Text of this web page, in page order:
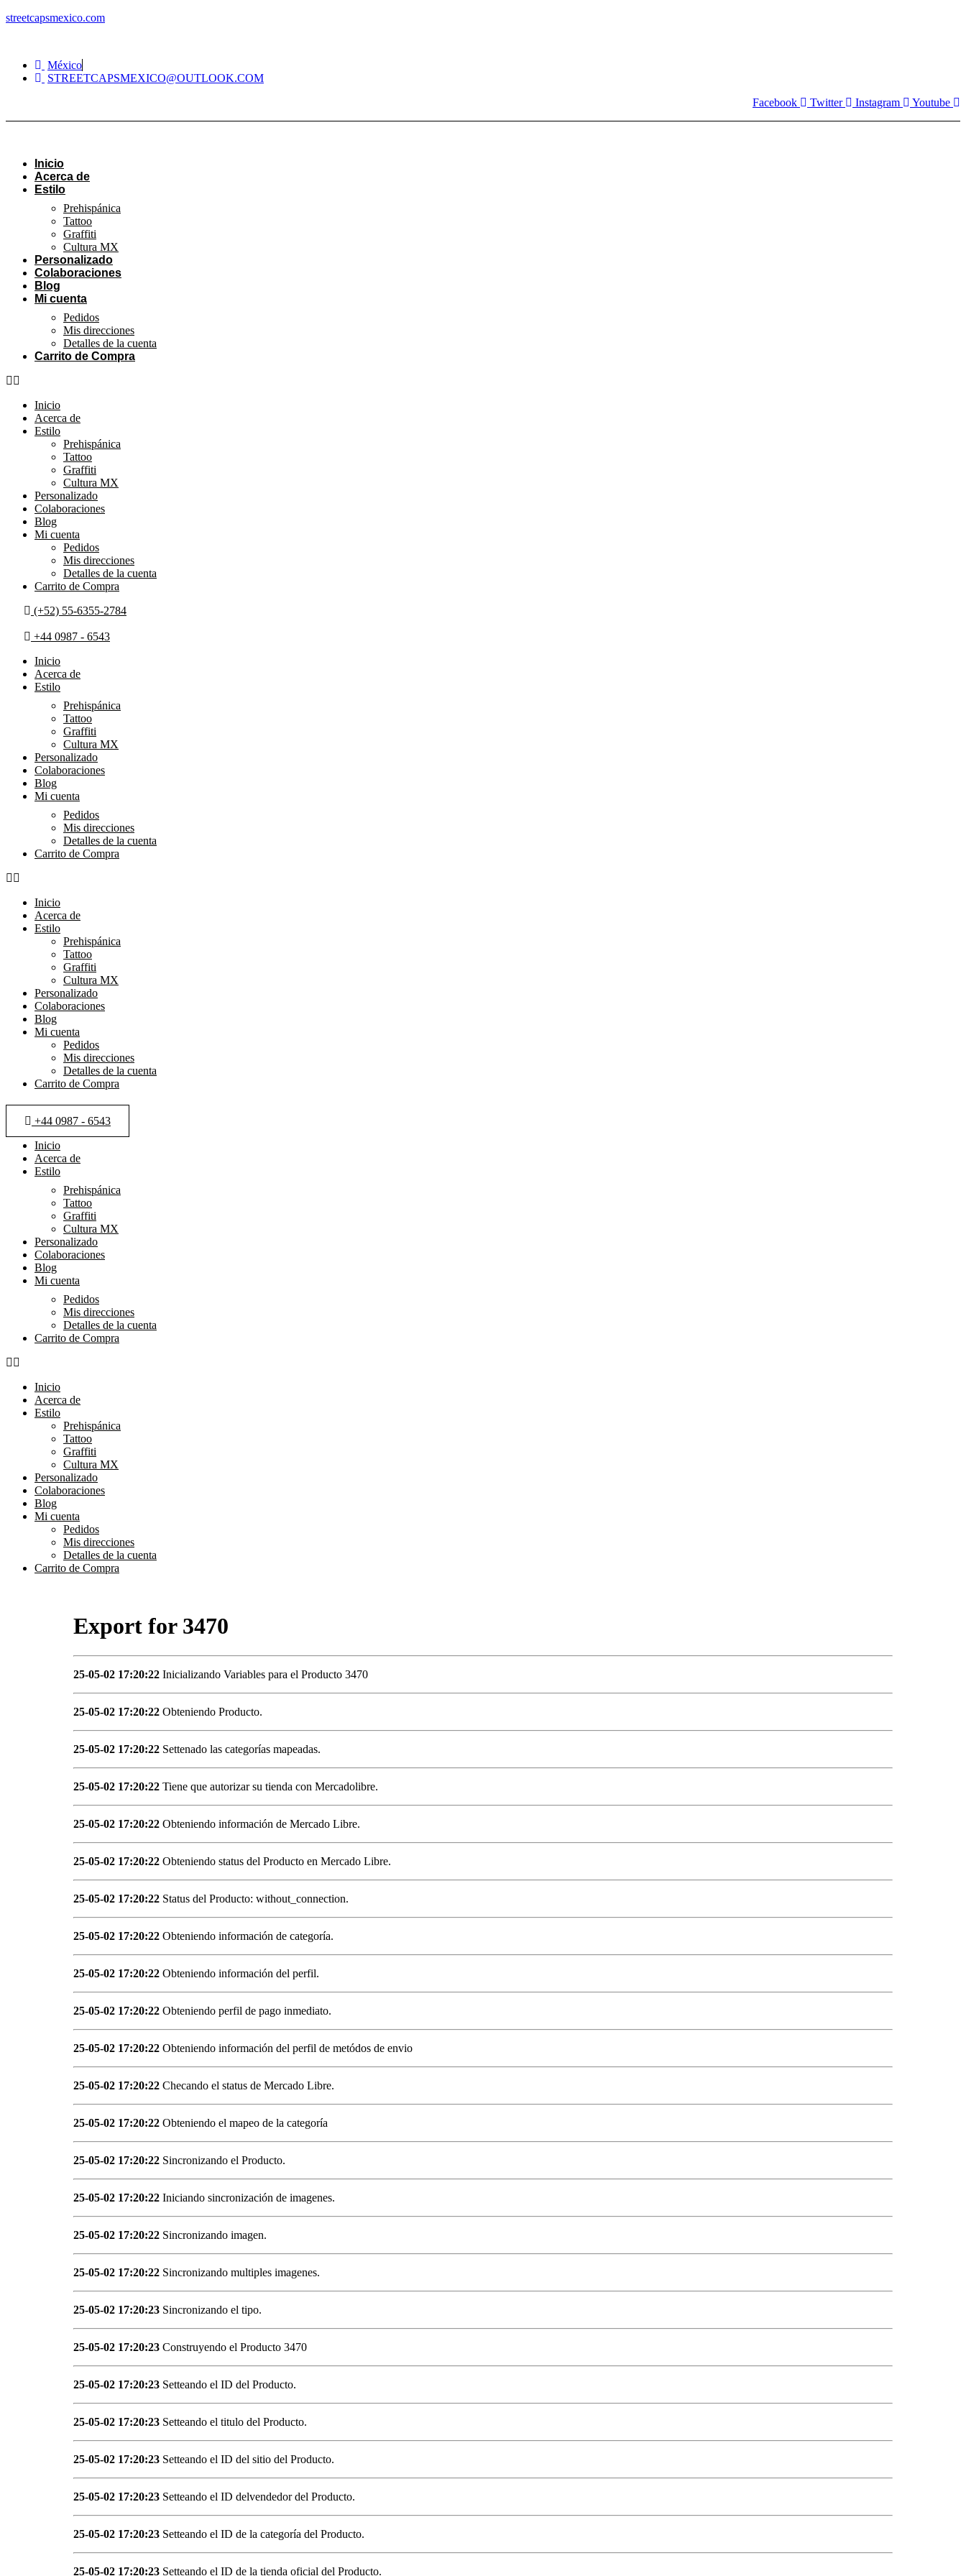
streetcapsmexico.com
México
STREETCAPSMEXICO@OUTLOOK.COM​
Facebook
Twitter Instagram Youtube
Inicio
Acerca de
Estilo
Prehispánica
Tattoo
Graffiti
Cultura MX
Personalizado
Colaboraciones
Blog
Mi cuenta
Pedidos
Mis direcciones
Detalles de la cuenta
Carrito de Compra
Inicio
Acerca de
Estilo
Prehispánica
Tattoo
Graffiti
Cultura MX
Personalizado
Colaboraciones
Blog
Mi cuenta
Pedidos
Mis direcciones
Detalles de la cuenta
Carrito de Compra
(+52) 55-6355-2784
+44 0987 - 6543
Inicio
Acerca de
Estilo
Prehispánica
Tattoo
Graffiti
Cultura MX
Personalizado
Colaboraciones
Blog
Mi cuenta
Pedidos
Mis direcciones
Detalles de la cuenta
Carrito de Compra
Inicio
Acerca de
Estilo
Prehispánica
Tattoo
Graffiti
Cultura MX
Personalizado
Colaboraciones
Blog
Mi cuenta
Pedidos
Mis direcciones
Detalles de la cuenta
Carrito de Compra
+44 0987 - 6543
Inicio
Acerca de
Estilo
Prehispánica
Tattoo
Graffiti
Cultura MX
Personalizado
Colaboraciones
Blog
Mi cuenta
Pedidos
Mis direcciones
Detalles de la cuenta
Carrito de Compra
Inicio
Acerca de
Estilo
Prehispánica
Tattoo
Graffiti
Cultura MX
Personalizado
Colaboraciones
Blog
Mi cuenta
Pedidos
Mis direcciones
Detalles de la cuenta
Carrito de Compra
Export for 3470
25-05-02 17:20:22 Inicializando Variables para el Producto 3470
25-05-02 17:20:22 Obteniendo Producto.
25-05-02 17:20:22 Settenado las categorías mapeadas.
25-05-02 17:20:22 Tiene que autorizar su tienda con Mercadolibre.
25-05-02 17:20:22 Obteniendo información de Mercado Libre.
25-05-02 17:20:22 Obteniendo status del Producto en Mercado Libre.
25-05-02 17:20:22 Status del Producto: without_connection.
25-05-02 17:20:22 Obteniendo información de categoría.
25-05-02 17:20:22 Obteniendo información del perfil.
25-05-02 17:20:22 Obteniendo perfil de pago inmediato.
25-05-02 17:20:22 Obteniendo información del perfil de metódos de envio
25-05-02 17:20:22 Checando el status de Mercado Libre.
25-05-02 17:20:22 Obteniendo el mapeo de la categoría
25-05-02 17:20:22 Sincronizando el Producto.
25-05-02 17:20:22 Iniciando sincronización de imagenes.
25-05-02 17:20:22 Sincronizando imagen.
25-05-02 17:20:22 Sincronizando multiples imagenes.
25-05-02 17:20:23 Sincronizando el tipo.
25-05-02 17:20:23 Construyendo el Producto 3470
25-05-02 17:20:23 Setteando el ID del Producto.
25-05-02 17:20:23 Setteando el titulo del Producto.
25-05-02 17:20:23 Setteando el ID del sitio del Producto.
25-05-02 17:20:23 Setteando el ID delvendedor del Producto.
25-05-02 17:20:23 Setteando el ID de la categoría del Producto.
25-05-02 17:20:23 Setteando el ID de la tienda oficial del Producto.